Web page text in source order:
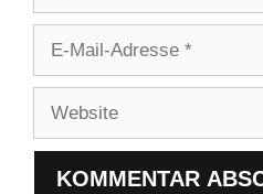
Adresse